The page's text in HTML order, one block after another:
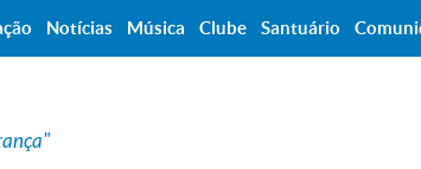
Notícias Música Clube Santuário